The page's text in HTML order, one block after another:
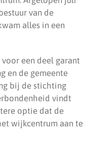
van de
alles in een
een deel garant
en de gemeente
bij de stichting
vindt
optie dat de
wijkcentrum aan te